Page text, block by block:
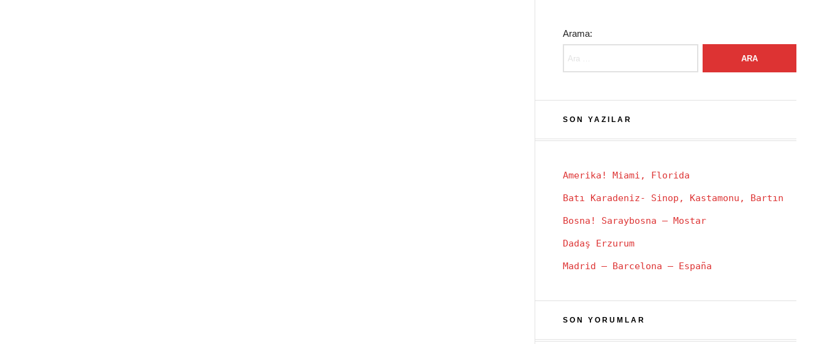
Arama:
SON YAZILAR
Amerika! Miami, Florida
Batı Karadeniz- Sinop, Kastamonu, Bartın
Bosna! Saraybosna – Mostar
Dadaş Erzurum
Madrid – Barcelona – España
SON YORUMLAR